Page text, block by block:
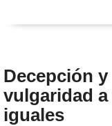
Decepción y
vulgaridad
iguales